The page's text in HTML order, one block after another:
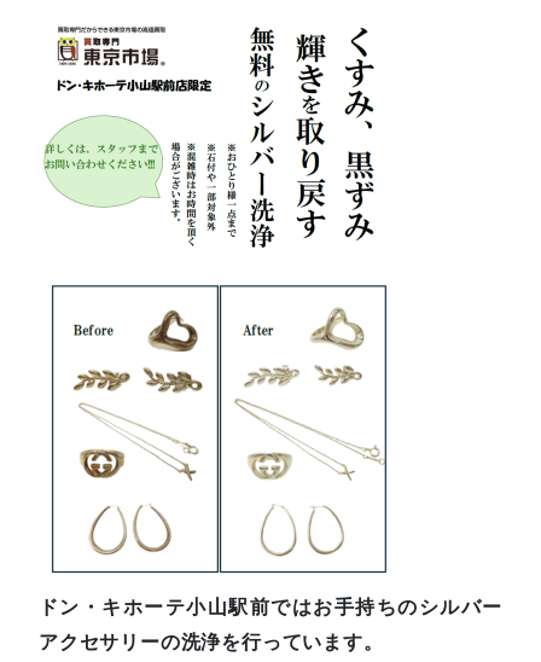
ドン・キホーテ小山駅前ではお手持ちのシルバー
アクセサリーの洗浄を行っています。